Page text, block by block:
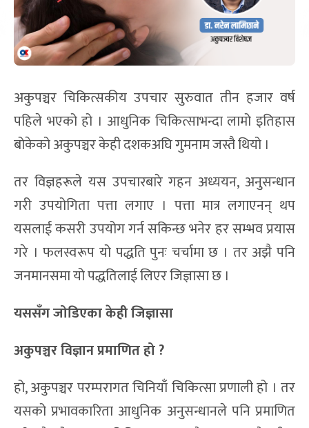
अकुपञ्चर चिकित्सकीय उपचार सुरुवात तीन हजार वर्ष
पहिले भएको हो । आधुनिक चिकित्साभन्दा लामो इतिहास
बोकेको अकुपञ्चर केही दशकअघि गुमनाम जस्तै थियो ।
तर विज्ञहरूले यस उपचारबारे गहन अध्ययन, अनुसन्धान
गरी उपयोगिता पत्ता लगाए । पत्ता मात्र लगाएनन् थप
यसलाई कसरी उपयोग गर्न सकिन्छ भनेर हर सम्भव प्रयास
गरे । फलस्वरूप यो पद्धति पुनः चर्चामा छ । तर अझै पनि
जनमानसमा यो पद्धतिलाई लिएर जिज्ञासा छ ।
यससँग जोडिएका केही जिज्ञासा
अकुपञ्चर विज्ञान प्रमाणित हो?
हो, अकुपञ्चर परम्परागत चिनियाँ चिकित्सा प्रणाली हो । तर
यसको प्रभावकारिता आधुनिक अनुसन्धानले पनि प्रमाणित